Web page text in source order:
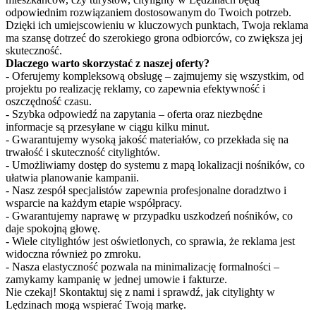
odpowiednim rozwiązaniem dostosowanym do Twoich potrzeb.
Dzięki ich umiejscowieniu w kluczowych punktach, Twoja reklama
ma szansę dotrzeć do szerokiego grona odbiorców, co zwiększa jej
skuteczność.
Dlaczego warto skorzystać z naszej oferty?
- Oferujemy kompleksową obsługę – zajmujemy się wszystkim, od
projektu po realizację reklamy, co zapewnia efektywność i
oszczędność czasu.
- Szybka odpowiedź na zapytania – oferta oraz niezbędne
informacje są przesyłane w ciągu kilku minut.
- Gwarantujemy wysoką jakość materiałów, co przekłada się na
trwałość i skuteczność citylightów.
- Umożliwiamy dostęp do systemu z mapą lokalizacji nośników, co
ułatwia planowanie kampanii.
- Nasz zespół specjalistów zapewnia profesjonalne doradztwo i
wsparcie na każdym etapie współpracy.
- Gwarantujemy naprawę w przypadku uszkodzeń nośników, co
daje spokojną głowę.
- Wiele citylightów jest oświetlonych, co sprawia, że reklama jest
widoczna również po zmroku.
- Nasza elastyczność pozwala na minimalizację formalności –
zamykamy kampanię w jednej umowie i fakturze.
Nie czekaj! Skontaktuj się z nami i sprawdź, jak citylighty w
Lędzinach mogą wspierać Twoją markę.